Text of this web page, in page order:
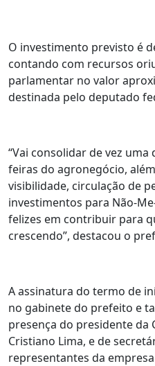
O investimento previsto é
contando com recursos
parlamentar no valor
destinada pelo deputado
“Vai consolidar de vez
feiras do agronegócio,
visibilidade, circulação de
investimentos para Não-
felizes em contribuir para
crescendo”, destacou o
A assinatura do termo de
no gabinete do prefeito e
presença do presidente da
Cristiano Lima, e de
representantes da